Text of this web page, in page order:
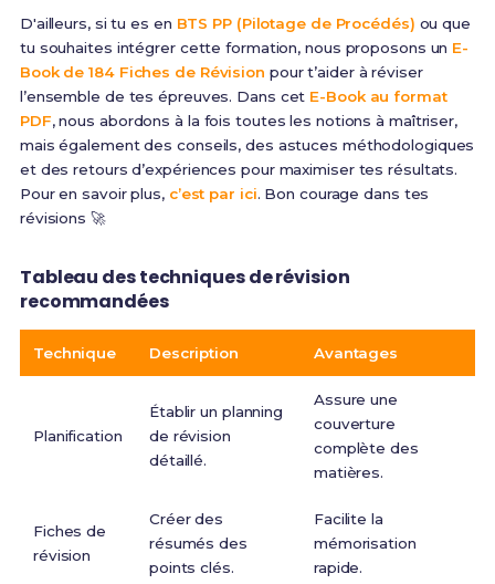
D'ailleurs, si tu es en BTS PP (Pilotage de Procédés) ou que
tu souhaites intégrer cette formation, nous proposons un E-
Book de 184 Fiches de Révision pour t’aider à réviser
l’ensemble de tes épreuves. Dans cet E-Book au format
PDF, nous abordons à la fois toutes les notions à maîtriser,
mais également des conseils, des astuces méthodologiques
et des retours d’expériences pour maximiser tes résultats.
Pour en savoir plus, c’est par ici. Bon courage dans tes
révisions 🚀
Tableau des techniques de révision
recommandées
Technique Description Avantages
Planification
Établir un planning
de révision
détaillé.
Assure une
couverture
complète des
matières.
Fiches de
révision
Créer des
résumés des
points clés.
Facilite la
mémorisation
rapide.